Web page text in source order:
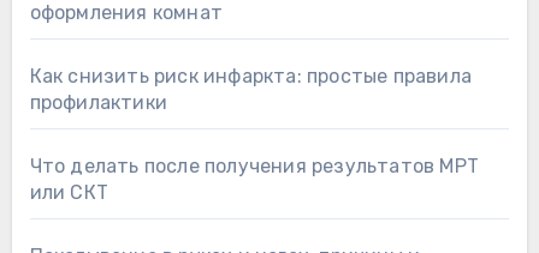
оформления комнат
Как снизить риск инфаркта: простые правила
профилактики
Что делать после получения результатов МРТ
или СКТ